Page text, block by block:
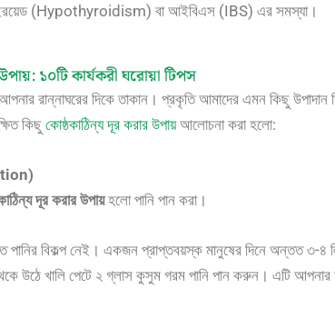
(Hypothyroidism) বা আইবিএস (IBS) এর সমস্যা।
১০টি কার্যকরী ঘরোয়া টিপস
রান্নাঘরের দিকে তাকান। প্রকৃতি আমাদের এমন কিছু উপাদান
কিছু কোষ্ঠকাঠিন্য দূর করার উপায়আলোচনা করা হলো:
দূর করার উপায়হলো পানি পান করা।
বিকল্প নেই। একজন প্রাপ্তবয়স্ক মানুষের দিনে অন্তত ৩-৪
উঠে খালি পেটে ২ গ্লাস কুসুম গরম পানি পান করুন। এটি আপনার